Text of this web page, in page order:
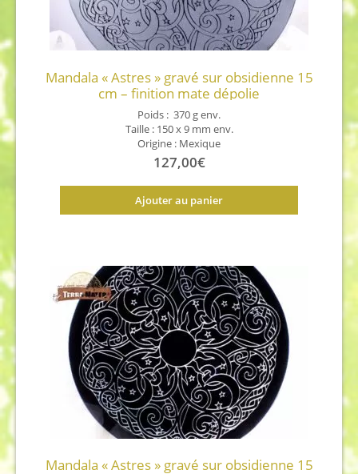
Mandala « Astres » gravé sur obsidienne 15
cm – finition mate dépolie
Poids : 370 g env.
Taille : 150 x 9 mm env.
Origine : Mexique
127,00€
Ajouter au panier
Mandala « Astres » gravé sur obsidienne 15